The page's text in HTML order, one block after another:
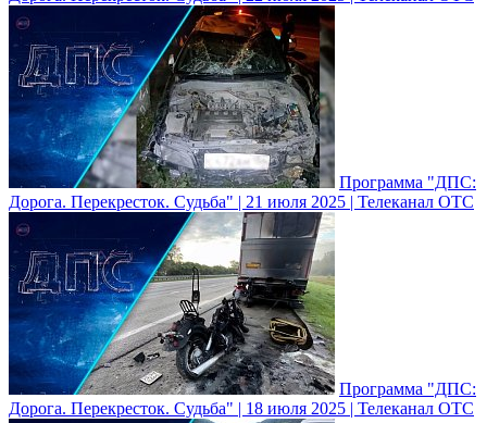
Программа "ДПС:
Дорога. Перекресток. Судьба" | 21 июля 2025 | Телеканал ОТС
Программа "ДПС:
Дорога. Перекресток. Судьба" | 18 июля 2025 | Телеканал ОТС